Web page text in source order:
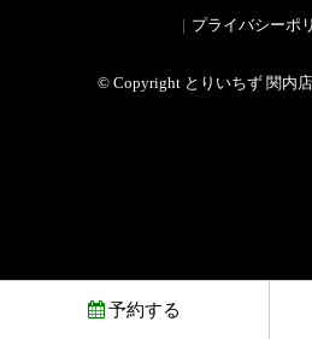
プライバシーポ
© Copyright とりいちず 関内店
予約する